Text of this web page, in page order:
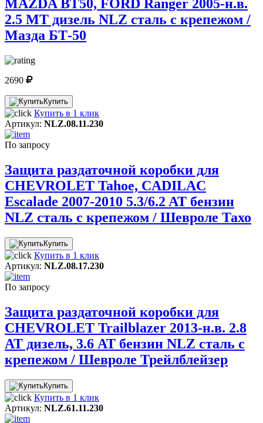
MAZDA BT50, FORD Ranger 2005-н.в.
2.5 МТ дизель NLZ сталь с крепежом /
Мазда БТ-50
2690
Купить
Купить в 1 клик
Артикул: NLZ.08.11.230
По запросу
Защита раздаточной коробки для
CHEVROLET Tahoe, CADILAC
Escalade 2007-2010 5.3/6.2 AT бензин
NLZ сталь с крепежом / Шевроле Тахо
Купить
Купить в 1 клик
Артикул: NLZ.08.17.230
По запросу
Защита раздаточной коробки для
CНEVROLET Trailblazer 2013-н.в. 2.8
AT дизель, 3.6 AT бензин NLZ сталь с
крепежом / Шевроле Трейлблейзер
Купить
Купить в 1 клик
Артикул: NLZ.61.11.230